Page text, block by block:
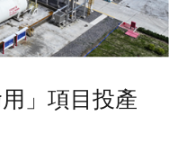
」項目投產